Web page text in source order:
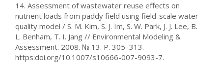
14. Assessment of wastewater reuse effects on
nutrient loads from paddy field using field-scale water
quality model / S. M. Kim, S. J. Im, S. W. Park, J. J. Lee, B.
L. Benham, T. I. Jang // Environmental Modeling &
Assessment. 2008. № 13. P. 305–313.
https:doi.org/10.1007/s10666-007-9093-7.